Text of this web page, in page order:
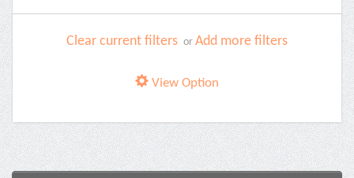
Clear current filters or Add more filters
View Option